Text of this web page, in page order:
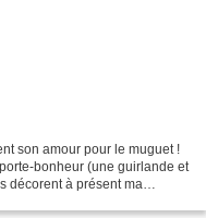
son amour pour le muguet !
bonheur (une guirlande et
décorent à présent ma